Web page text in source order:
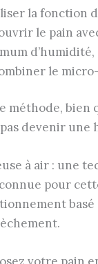
la fonction
le pain
d’humidité,
le
méthode, bien
devenir une
à air : une
pour
basé